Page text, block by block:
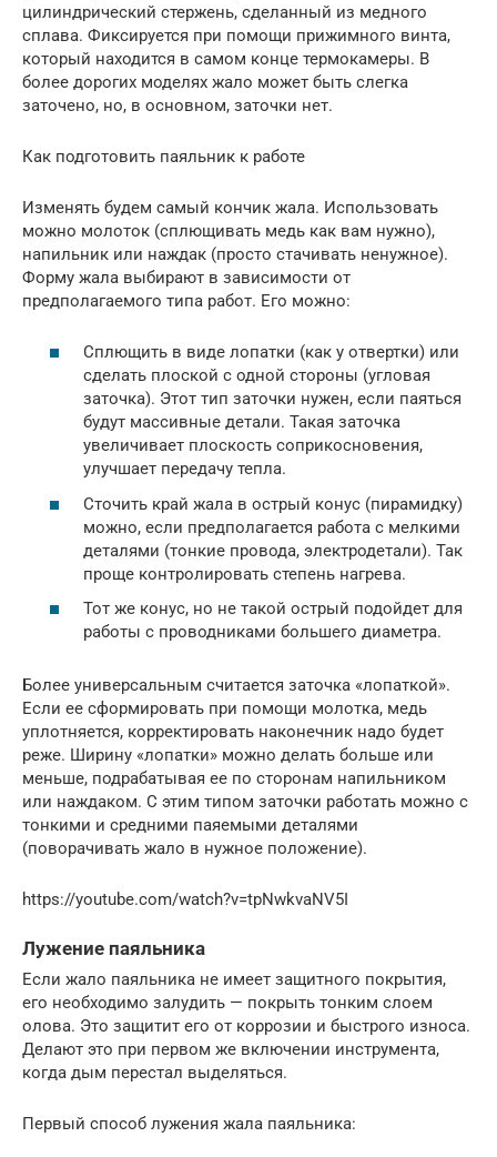
цилиндрический стержень, сделанный из медного
сплава. Фиксируется при помощи прижимного винта,
который находится в самом конце термокамеры. В
более дорогих моделях жало может быть слегка
заточено, но, в основном, заточки нет.
Как подготовить паяльник к работе
Изменять будем самый кончик жала. Использовать
можно молоток (сплющивать медь как вам нужно),
напильник или наждак (просто стачивать ненужное).
Форму жала выбирают в зависимости от
предполагаемого типа работ. Его можно:
Сплющить в виде лопатки (как у отвертки) или
сделать плоской с одной стороны (угловая
заточка). Этот тип заточки нужен, если паяться
будут массивные детали. Такая заточка
увеличивает плоскость соприкосновения,
улучшает передачу тепла.
Сточить край жала в острый конус (пирамидку)
можно, если предполагается работа с мелкими
деталями (тонкие провода, электродетали). Так
проще контролировать степень нагрева.
Тот же конус, но не такой острый подойдет для
работы с проводниками большего диаметра.
Более универсальным считается заточка «лопаткой».
Если ее сформировать при помощи молотка, медь
уплотняется, корректировать наконечник надо будет
реже. Ширину «лопатки» можно делать больше или
меньше, подрабатывая ее по сторонам напильником
или наждаком. С этим типом заточки работать можно с
тонкими и средними паяемыми деталями
(поворачивать жало в нужное положение).
https://youtube.com/watch?v=tpNwkvaNV5I
Лужение паяльника
Если жало паяльника не имеет защитного покрытия,
его необходимо залудить — покрыть тонким слоем
олова. Это защитит его от коррозии и быстрого износа.
Делают это при первом же включении инструмента,
когда дым перестал выделяться.
Первый способ лужения жала паяльника: